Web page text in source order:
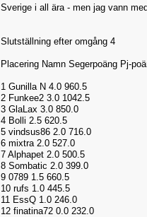
Sverige i all ära - men jag vann
Slutställning efter omgång 4
Placering Namn Segerpoäng Pj-
1 Gunilla N 4.0 960.5
2 Funkee2 3.0 1042.5
3 GlaLax 3.0 850.0
4 Bolli 2.5 620.5
5 vindsus86 2.0 716.0
6 mixtra 2.0 527.0
7 Alphapet 2.0 500.5
8 Sombatic 2.0 399.0
9 0789 1.5 660.5
10 rufs 1.0 445.5
11 EssQ 1.0 246.0
12 finatina72 0.0 232.0